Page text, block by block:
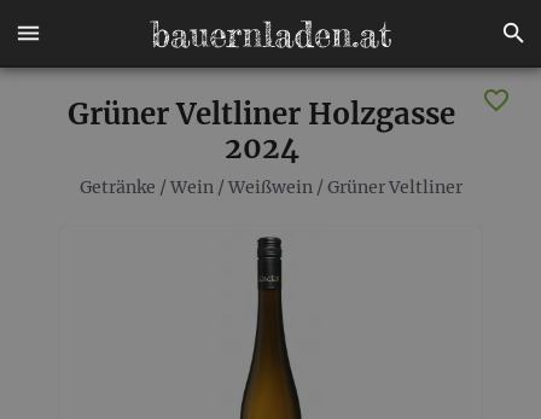
Grüner Veltliner Holzgasse
2024
Getränke / Wein/ Weißwein/ Grüner Veltliner